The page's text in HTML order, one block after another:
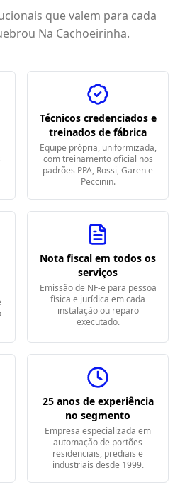
que valem para cada
Na Cachoeirinha.
Técnicos credenciados e
treinados de fábrica
Equipe própria, uniformizada,
com treinamento oficial nos
padrões PPA, Rossi, Garen e
Peccinin.
Nota fiscal em todos os
serviços
Emissão de NF-e para pessoa
física e jurídica em cada
instalação ou reparo
executado.
25 anos de experiência
no segmento
Empresa especializada em
automação de portões
residenciais, prediais e
industriais desde 1999.